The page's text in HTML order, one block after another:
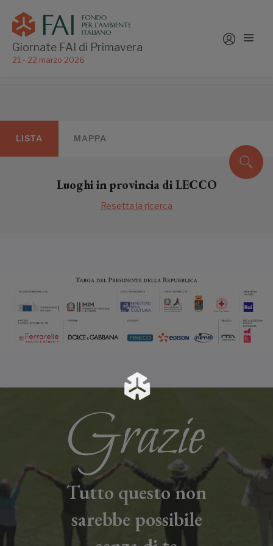
Giornate FAI di Primavera
21 - 22 marzo 2026
LISTA MAPPA
Luoghi in provincia di LECCO
Resetta la ricerca
Tutto questo non
sarebbe possibile